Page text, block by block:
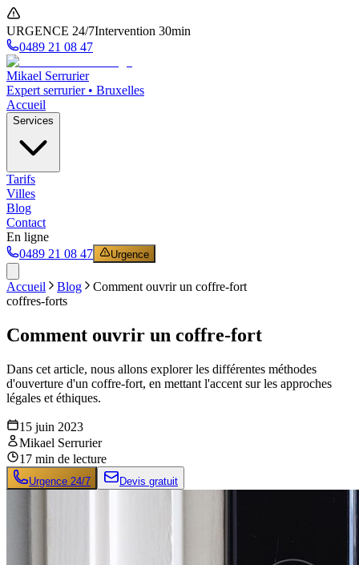
URGENCE 24/7Intervention 30min
0489 21 08 47
Mikael Serrurier
Expert serrurier • Bruxelles
Accueil
Services
Tarifs
Villes
Blog
Contact
En ligne
0489 21 08 47
Urgence
Accueil Blog
Comment ouvrir un coffre-fort
coffres-forts
Comment ouvrir un coffre-fort
Dans cet article, nous allons explorer les différentes méthodes
d'ouverture d'un coffre-fort, en mettant l'accent sur les approches
légales et éthiques.
15 juin 2023
Mikael Serrurier
17 min de lecture
Urgence 24/7 Devis gratuit